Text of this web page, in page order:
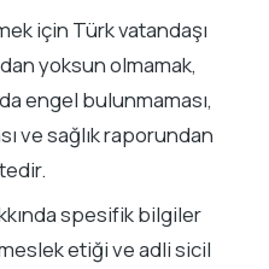
için Türk vatandaşı
yoksun olmamak,
engel bulunmaması,
ve sağlık raporundan
spesifik bilgiler
etiği ve adli sicil